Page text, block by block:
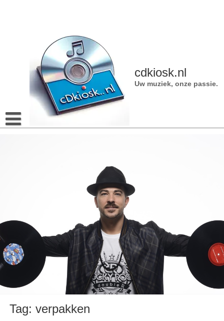
cdkiosk.nl
Uw muziek, onze passie.
Tag: verpakken